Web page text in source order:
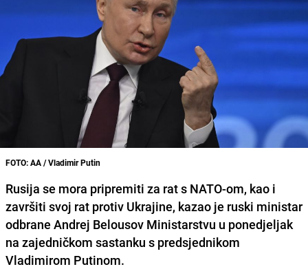
FOTO: AA / Vladimir Putin
Rusija se mora pripremiti za rat s NATO-om, kao i
završiti svoj rat protiv Ukrajine, kazao je ruski ministar
odbrane Andrej Belousov Ministarstvu u ponedjeljak
na zajedničkom sastanku s predsjednikom
Vladimirom Putinom.